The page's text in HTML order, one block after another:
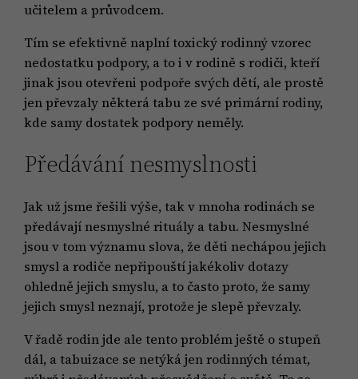
učitelem a průvodcem.
Tím se efektivně naplní toxický rodinný vzorec
nedostatku podpory, a to i v rodině s rodiči, kteří
jinak jsou otevřeni podpoře svých dětí, ale prostě
jen převzaly některá tabu ze své primární rodiny,
kde samy dostatek podpory neměly.
Předávání nesmyslnosti
Jak už jsme řešili výše, tak v mnoha rodinách se
předávají nesmyslné rituály a tabu. Nesmyslné
jsou v tom významu slova, že děti nechápou jejich
smysl a rodiče nepřipouští jakékoliv dotazy
ohledně jejich smyslu, a to často proto, že samy
jejich smysl neznají, protože je slepě převzaly.
V řadě rodin jde ale tento problém ještě o stupeň
dál, a tabuizace se netýká jen rodinných témat,